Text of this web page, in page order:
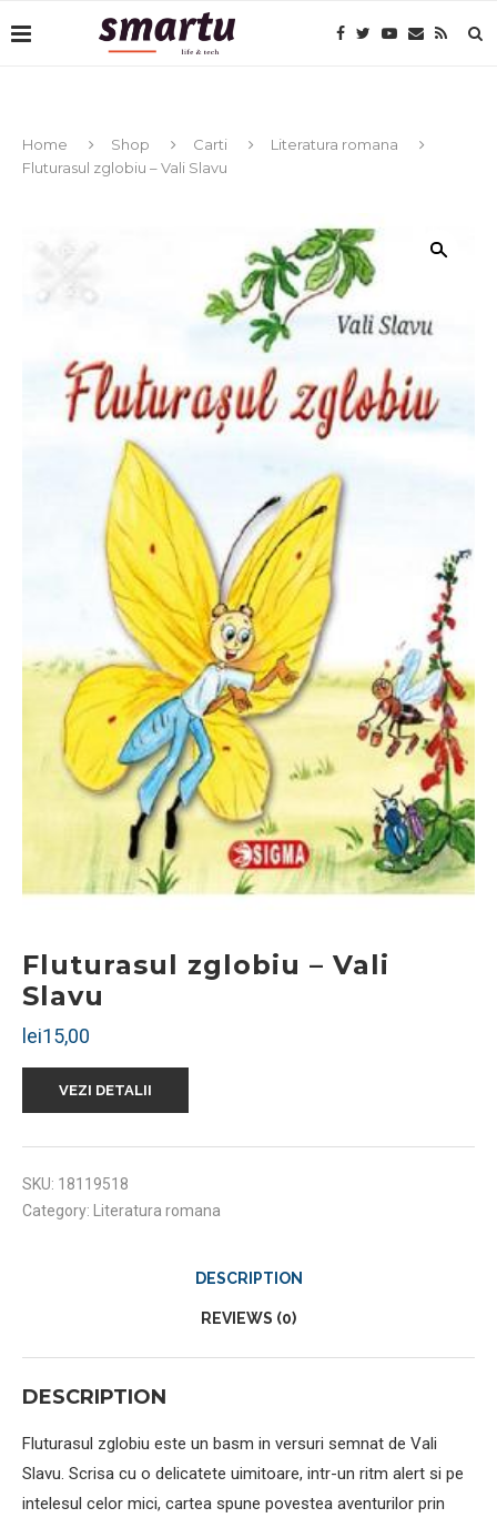
Home Shop Carti
Literatura romana
Fluturasul zglobiu – Vali Slavu
Fluturasul zglobiu – Vali
Slavu
lei15,00
VEZI DETALII
SKU: 18119518
Category:
Literatura romana
DESCRIPTION
REVIEWS (0)
DESCRIPTION
Fluturasul zglobiu este un basm in versuri semnat de Vali
Slavu. Scrisa cu o delicatete uimitoare, intr-un ritm alert si pe
intelesul celor mici, cartea spune povestea aventurilor prin